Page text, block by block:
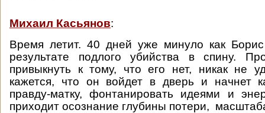
Михаил Касьянов:
Время летит. 40 дней уже минуло как
результате подлого убийства в спину.
привыкнуть к тому, что его нет, никак не
кажется, что он войдет в дверь и начнет
правду-матку, фонтанировать идеями и
приходит осознание глубины потери,